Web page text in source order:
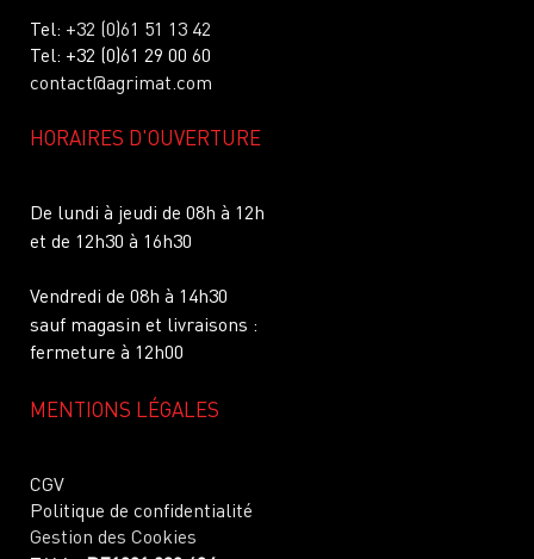
Tel: +32 (0)61 51 13 42
Tel: +32 (0)61 29 00 60
contact@agrimat.com
HORAIRES D'OUVERTURE
De lundi à jeudi de 08h à 12h
et de 12h30 à 16h30
Vendredi de 08h à 14h30
sauf magasin et livraisons :
fermeture à 12h00
MENTIONS LÉGALES
CGV
Politique de confidentialité
Gestion des Cookies